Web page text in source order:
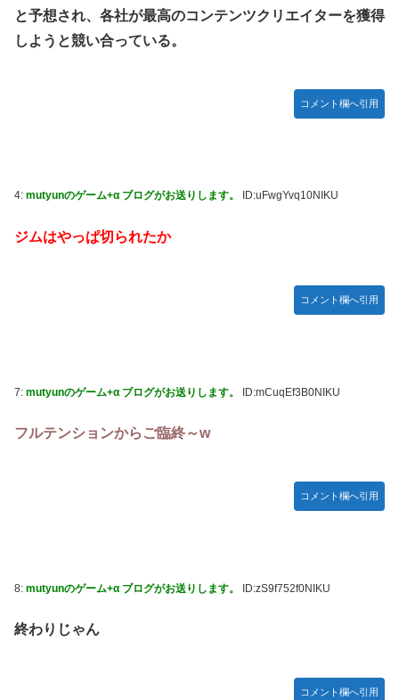
と予想され、各社が最高のコンテンツクリエイターを獲得
しようと競い合っている。
コメント欄へ引用
4: mutyunのゲーム+α ブログがお送りします。 ID:uFwgYvq10NIKU
ジムはやっぱ切られたか
コメント欄へ引用
7: mutyunのゲーム+α ブログがお送りします。 ID:mCuqEf3B0NIKU
フルテンションからご臨終～w
コメント欄へ引用
8: mutyunのゲーム+α ブログがお送りします。 ID:zS9f752f0NIKU
終わりじゃん
コメント欄へ引用